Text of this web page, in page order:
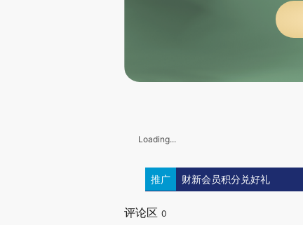
Loading...
推广 财新会员积分兑好礼
评论区 0